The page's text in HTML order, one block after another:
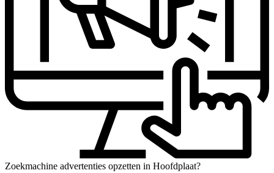
Zoekmachine advertenties opzetten in Hoofdplaat?